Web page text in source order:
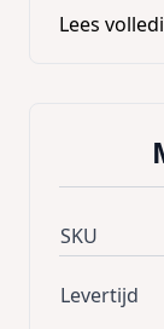
Lees
SKU
Levertijd